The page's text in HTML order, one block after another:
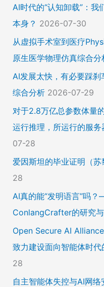
AI时代的“认知卸载”：
本身？ 2026-07-30
从虚拟手术室到医疗
原生医学物理仿真综合分
AI发展太快，有必要踩
综合分析 2026-07-29
对于2.8万亿总参数体量
运行推理，所运行的服务
07-28
爱因斯坦的毕业证明（苏
28
AI真的能“发明语言”吗
ConlangCrafter的研究
Open Secure AI
致力建设面向智能体时
28
自主智能体失控与AI网